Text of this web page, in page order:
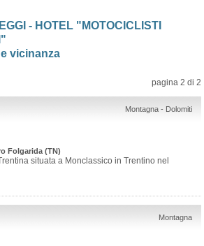
- HOTEL "MOTOCICLISTI
vicinanza
pagina 2 di 2
Montagna - Dolomiti
Folgarida (TN)
situata a Monclassico in Trentino nel
Montagna